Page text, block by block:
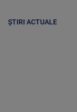
ȘTIRI ACTUALE